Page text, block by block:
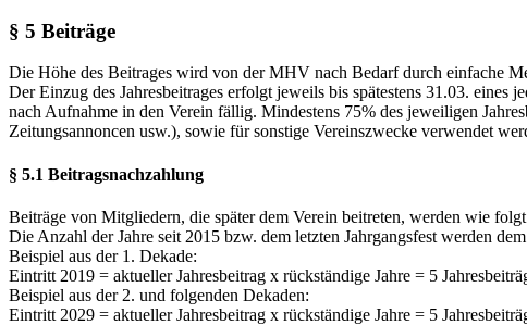
§ 5 Beiträge
Die Höhe des Beitrages wird von der MHV nach Bedarf durch einfache
Der Einzug des Jahresbeitrages erfolgt jeweils bis spätestens 31.03. eines
nach Aufnahme in den Verein fällig. Mindestens 75% des jeweiligen
Zeitungsannoncen usw.), sowie für sonstige Vereinszwecke verwendet
§ 5.1 Beitragsnachzahlung
Beiträge von Mitgliedern, die später dem Verein beitreten, werden wie
Die Anzahl der Jahre seit 2015 bzw. dem letzten Jahrgangsfest werden
Beispiel aus der 1. Dekade:
Eintritt 2019 = aktueller Jahresbeitrag x rückständige Jahre = 5
Beispiel aus der 2. und folgenden Dekaden:
Eintritt 2029 = aktueller Jahresbeitrag x rückständige Jahre = 5